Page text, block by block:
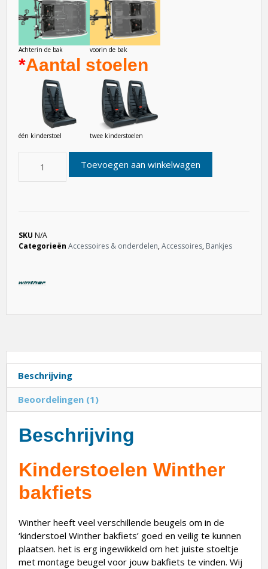
Achterin de bak voorin de bak
*Aantal stoelen
één kinderstoel twee kinderstoelen
Toevoegen aan winkelwagen
SKU N/A
Categorieën Accessoires & onderdelen,Accessoires, Bankjes
Beschrijving
Beoordelingen (1)
Beschrijving
Kinderstoelen Winther
bakfiets
Winther heeft veel verschillende beugels om in de
‘kinderstoel Winther bakfiets’ goed en veilig te kunnen
plaatsen. het is erg ingewikkeld om het juiste stoeltje
met montage beugel voor jouw bakfiets te vinden. Wij